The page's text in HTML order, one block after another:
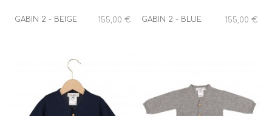
GABIN 2 - BEIGE 155,00 € GABIN 2 - BLUE 155,00 €